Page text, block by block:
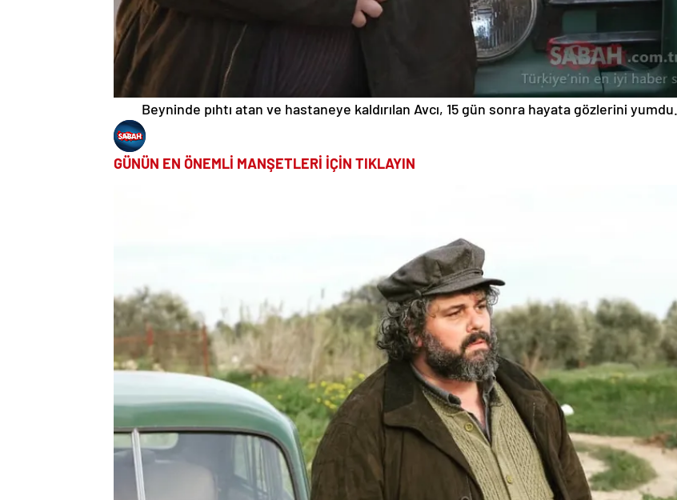
Beyninde pıhtı atan ve hastaneye kaldırılan Avcı, 15 gün sonra hayata gözlerini yumdu.
GÜNÜN EN ÖNEMLİ MANŞETLERİ İÇİN TIKLAYIN